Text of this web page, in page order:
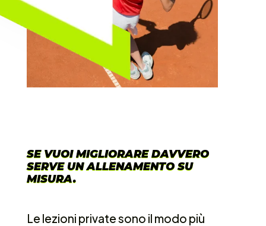
SE VUOI MIGLIORARE DAVVERO
SERVE UN ALLENAMENTO SU
MISURA.
Le lezioni private sono il modo più